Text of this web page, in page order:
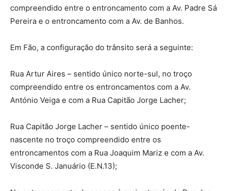
compreendido entre o entroncamento com a Av. Padre Sá
Pereira e o entroncamento com a Av. de Banhos.
Em Fão, a configuração do trânsito será a seguinte:
Rua Artur Aires – sentido único norte-sul, no troço
compreendido entre os entroncamentos com a Av.
António Veiga e com a Rua Capitão Jorge Lacher;
Rua Capitão Jorge Lacher – sentido único poente-
nascente no troço compreendido entre os
entroncamentos com a Rua Joaquim Mariz e com a Av.
Visconde S. Januário (E.N.13);